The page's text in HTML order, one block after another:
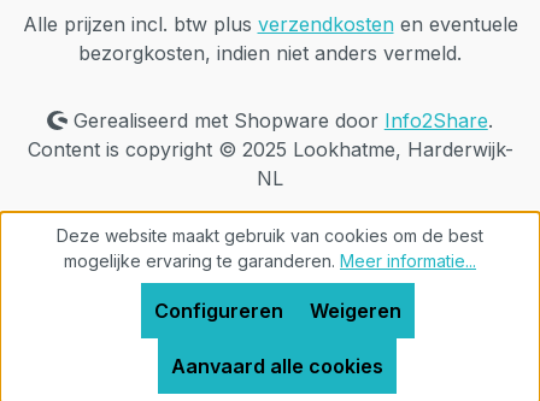
Alle prijzen incl. btw plus verzendkostenen eventuele
bezorgkosten, indien niet anders vermeld.
Gerealiseerd met Shopware door Info2Share.
Content is copyright © 2025 Lookhatme, Harderwijk-
NL
Deze website maakt gebruik van cookies om de best
mogelijke ervaring te garanderen. Meer informatie...
Weigeren
Configureren
Aanvaard alle cookies